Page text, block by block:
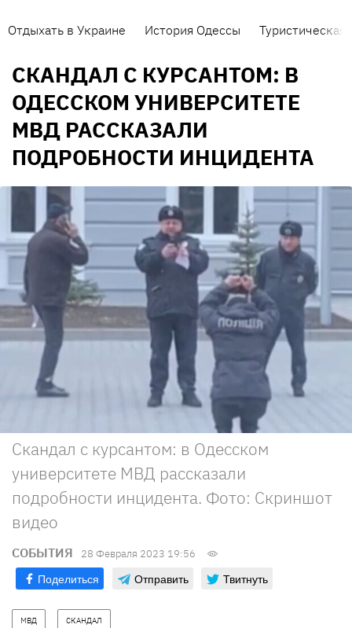
Отдыхать в Украине История Одессы Туристическая
СКАНДАЛ С КУРСАНТОМ: В
ОДЕССКОМ УНИВЕРСИТЕТЕ
МВД РАССКАЗАЛИ
ПОДРОБНОСТИ ИНЦИДЕНТА
Скандал с курсантом: в Одесском
университете МВД рассказали
подробности инцидента. Фото: Скриншот
видео
СОБЫТИЯ 28 Февраля 2023 19:56
Поделиться Отправить Твитнуть
МВД СКАНДАЛ